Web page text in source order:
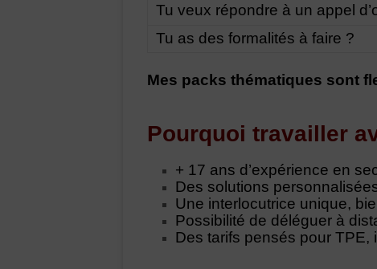
Tu veux répondre à un appel
Tu as des formalités à faire ?
Mes packs thématiques sont
Pourquoi travailler
+ 17 ans d’expérience en
Des solutions
Une interlocutrice unique,
Possibilité de déléguer à
Des tarifs pensés pour